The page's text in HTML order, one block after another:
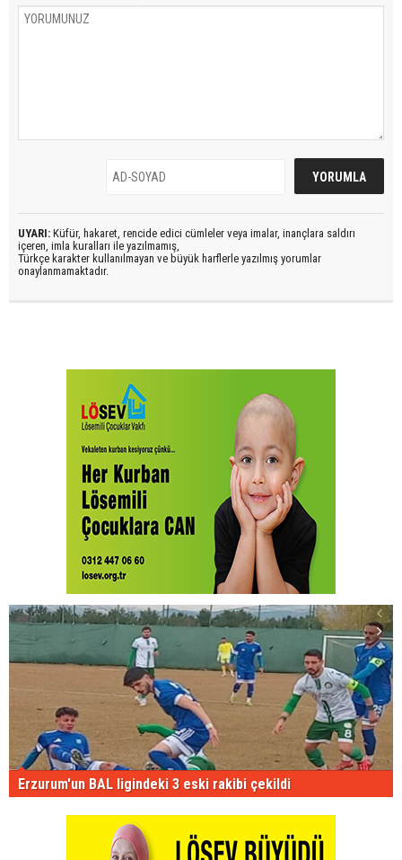
UYARI: Küfür, hakaret, rencide edici cümleler veya imalar, inançlara saldırı
içeren, imla kuralları ile yazılmamış,
Türkçe karakter kullanılmayan ve büyük harflerle yazılmış yorumlar
onaylanmamaktadır.
Erzurum'un BAL ligindeki 3 eski rakibi çekildi